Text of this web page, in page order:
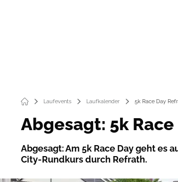
Laufevents Laufkalender 5k Race Day
Abgesagt: 5k
Abgesagt: Am 5k Race Day geht es
City-Rundkurs durch Refrath.